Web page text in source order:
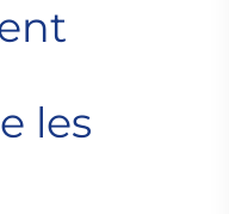
les